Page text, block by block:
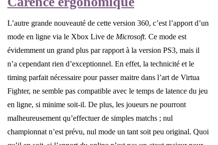
L’autre grande nouveauté de cette version 360, c’est l’apport d’un
mode en ligne via le Xbox Live de Microsoft. Ce mode est
évidemment un grand plus par rapport à la version PS3, mais il
n’a cependant rien d’exceptionnel. En effet, la technicité et le
timing parfait nécessaire pour passer maitre dans l’art de Virtua
Fighter, ne semble pas compatible avec le temps de latence du jeu
en ligne, si minime soit-il. De plus, les joueurs ne pourront
malheureusement qu’effectuer de simples matchs ; nul
championnat n’est prévu, nul mode un tant soit peu original. Quoi